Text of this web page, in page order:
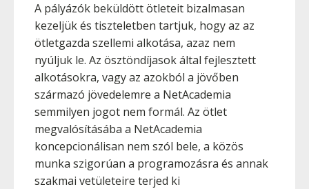
A pályázók beküldött ötleteit bizalmasan
kezeljük és tiszteletben tartjuk, hogy az az
ötletgazda szellemi alkotása, azaz nem
nyúljuk le. Az ösztöndíjasok által fejlesztett
alkotásokra, vagy az azokból a jövőben
származó jövedelemre a NetAcademia
semmilyen jogot nem formál. Az ötlet
megvalósításába a NetAcademia
koncepcionálisan nem szól bele, a közös
munka szigorúan a programozásra és annak
szakmai vetületeire terjed ki